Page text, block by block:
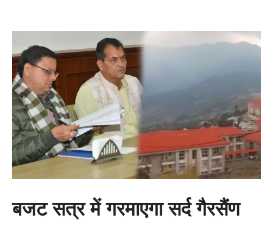
बजट सत्र में गरमाएगा सर्द गैरसैंण